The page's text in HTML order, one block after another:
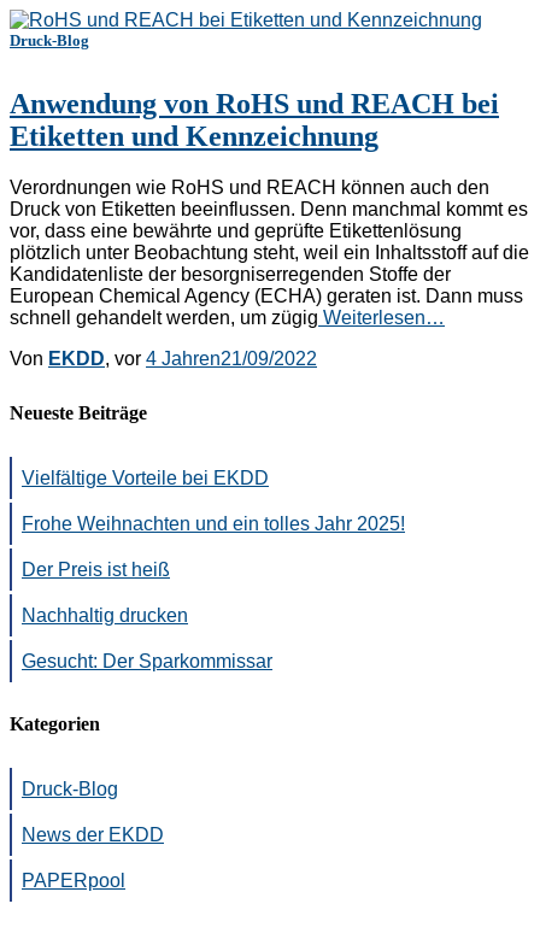
Druck-Blog
Anwendung von RoHS und REACH bei
Etiketten und Kennzeichnung
Verordnungen wie RoHS und REACH können auch den
Druck von Etiketten beeinflussen. Denn manchmal kommt es
vor, dass eine bewährte und geprüfte Etikettenlösung
plötzlich unter Beobachtung steht, weil ein Inhaltsstoff auf die
Kandidatenliste der besorgniserregenden Stoffe der
European Chemical Agency (ECHA) geraten ist. Dann muss
schnell gehandelt werden, um zügig Weiterlesen…
Von EKDD, vor 4 Jahren21/09/2022
Neueste Beiträge
Vielfältige Vorteile bei EKDD
Frohe Weihnachten und ein tolles Jahr 2025!
Der Preis ist heiß
Nachhaltig drucken
Gesucht: Der Sparkommissar
Kategorien
Druck-Blog
News der EKDD
PAPERpool